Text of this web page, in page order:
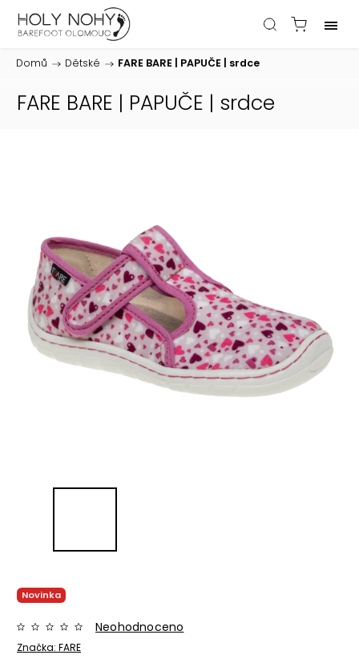
Domů / Dětské / FARE BARE | PAPUČE | srdce
FARE BARE | PAPUČE | srdce
Novinka
Značka: FARE
Neohodnoceno